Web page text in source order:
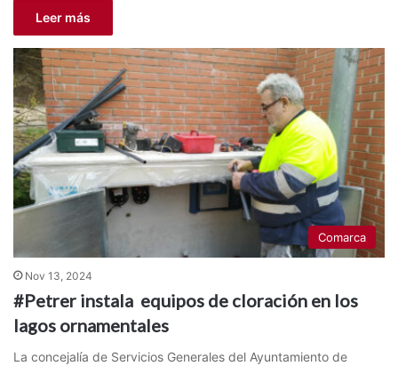
Leer más
Comarca
Nov 13, 2024
#Petrer instala equipos de cloración en los
lagos ornamentales
La concejalía de Servicios Generales del Ayuntamiento de